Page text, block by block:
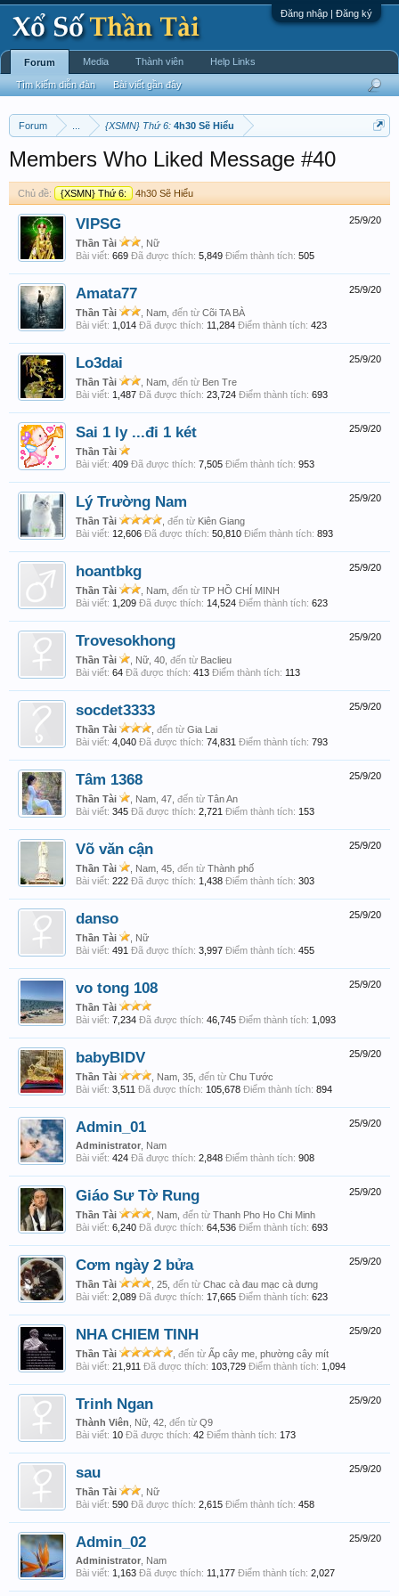
Đăng nhập | Đăng ký
Forum {XSMN} Thứ 6: 4h30 Sẽ Hiểu
Members Who Liked Message #40
Chủ đề: {XSMN} Thứ 6: 4h30 Sẽ Hiểu
25/9/20
VIPSG
Thần Tài
, Nữ
Bài viết: 669 Đã được thích: 5,849 Điểm thành tích: 505
25/9/20
Amata77
Thần Tài , Nam, đến từ Cõi TA BÀ
Bài viết: 1,014 Đã được thích: 11,284 Điểm thành tích: 423
25/9/20
Lo3dai
Thần Tài , Nam, đến từ Ben Tre
Bài viết: 1,487 Đã được thích: 23,724 Điểm thành tích: 693
25/9/20
Sai 1 ly ...đi 1 két
Thần Tài
Bài viết: 409 Đã được thích: 7,505 Điểm thành tích: 953
25/9/20
Lý Trường Nam
Thần Tài đến từ Kiên Giang
Bài viết: 12,606 Đã được thích: 50,810 Điểm thành tích: 893
25/9/20
hoantbkg
Thần Tài , Nam, đến từ TP HỒ CHÍ MINH
Bài viết: 1,209 Đã được thích: 14,524 Điểm thành tích: 623
25/9/20
Trovesokhong
Thần Tài , Nữ, 40, đến từ Baclieu
Bài viết: 64 Đã được thích: 413 Điểm thành tích: 113
25/9/20
socdet3333
Thần Tài đến từ Gia Lai
Bài viết: 4,040 Đã được thích: 74,831 Điểm thành tích: 793
25/9/20
Tâm 1368
Thần Tài , Nam, 47, đến từ Tân An
Bài viết: 345 Đã được thích: 2,721 Điểm thành tích: 153
25/9/20
Võ văn cận
Thần Tài , Nam, 45, đến từ Thành phố
Bài viết: 222 Đã được thích: 1,438 Điểm thành tích: 303
25/9/20
danso
Thần Tài
, Nữ
Bài viết: 491 Đã được thích: 3,997 Điểm thành tích: 455
25/9/20
vo tong 108
Thần Tài
Bài viết: 7,234 Đã được thích: 46,745 Điểm thành tích: 1,093
25/9/20
babyBIDV
Thần Tài , Nam, 35, đến từ Chu Tước
Bài viết: 3,511 Đã được thích: 105,678 Điểm thành tích: 894
25/9/20
Admin_01
Administrator , Nam
Bài viết: 424 Đã được thích: 2,848 Điểm thành tích: 908
25/9/20
Giáo Sư Tờ Rung
Thần Tài , Nam, đến từ Thanh Pho Ho Chi Minh
Bài viết: 6,240 Đã được thích: 64,536 Điểm thành tích: 693
25/9/20
Cơm ngày 2 bửa
Thần Tài , 25, đến từ Chac cà đau mạc cà dưng
Bài viết: 2,089 Đã được thích: 17,665 Điểm thành tích: 623
25/9/20
NHA CHIEM TINH
Thần Tài đến từ Ấp cây me, phường cây mít
Bài viết: 21,911 Đã được thích: 103,729 Điểm thành tích: 1,094
25/9/20
Trinh Ngan
Thành Viên , Nữ, 42, đến từ Q9
Bài viết: 10 Đã được thích: 42 Điểm thành tích: 173
25/9/20
sau
Thần Tài
, Nữ
Bài viết: 590 Đã được thích: 2,615 Điểm thành tích: 458
25/9/20
Admin_02
Administrator , Nam
Bài viết: 1,163 Đã được thích: 11,177 Điểm thành tích: 2,027
Forum
Tìm kiếm diễn đàn Bài viết gần đây
Media Thành viên Help Links